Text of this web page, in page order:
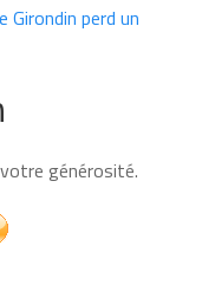
Girondin perd un
votre générosité.